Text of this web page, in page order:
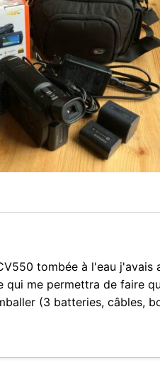
tombée à l'eau
qui me permettra de faire
(3 batteries, câbles,